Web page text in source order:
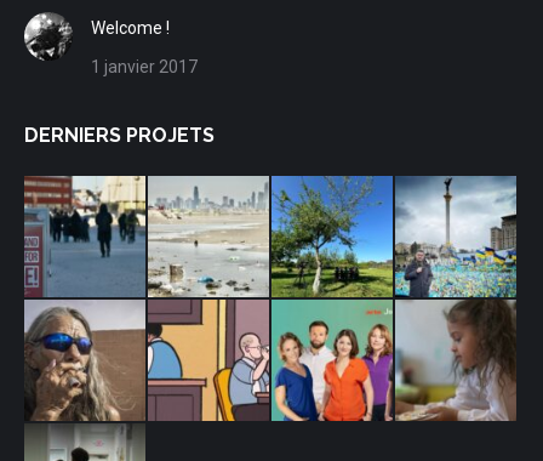
Welcome !
1 janvier 2017
DERNIERS PROJETS